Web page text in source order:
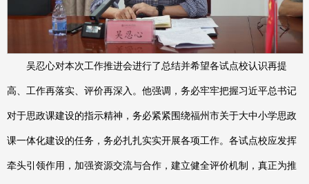
吴忍心对本次工作推进会进行了总结并希望各试点校认识再提
高、工作再落实、评价再深入 。他强调，务必牢牢把握习近平总书记
对于思政课建设的指示精神，务必紧紧围绕福州市关于大中小学思政
课一体化建设的任务，务必扎扎实实开展各项工作。各试点校应发挥
牵头引领作用，加强资源交流与合作，建立健全评价机制，真正为推